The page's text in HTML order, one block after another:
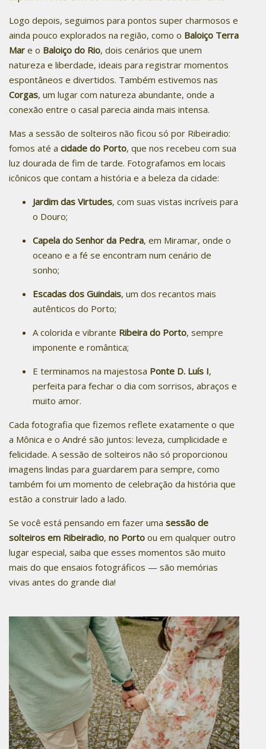
Logo depois, seguimos para pontos super charmosos e
ainda pouco explorados na região, como o Baloiço Terra
Mar e o Baloiço do Rio, dois cenários que unem
natureza e liberdade, ideais para registrar momentos
espontâneos e divertidos. Também estivemos nas
Corgas, um lugar com natureza abundante, onde a
conexão entre o casal parecia ainda mais intensa.
Mas a sessão de solteiros não ficou só por Ribeiradio:
fomos até a cidade do Porto, que nos recebeu com sua
luz dourada de fim de tarde. Fotografamos em locais
icônicos que contam a história e a beleza da cidade:
Jardim das Virtudes, com suas vistas incríveis para
o Douro;
Capela do Senhor da Pedra, em Miramar, onde o
oceano e a fé se encontram num cenário de
sonho;
Escadas dos Guindais, um dos recantos mais
autênticos do Porto;
A colorida e vibrante Ribeira do Porto, sempre
imponente e romântica;
E terminamos na majestosa Ponte D. Luís I,
perfeita para fechar o dia com sorrisos, abraços e
muito amor.
Cada fotografia que fizemos reflete exatamente o que
a Mônica e o André são juntos: leveza, cumplicidade e
felicidade. A sessão de solteiros não só proporcionou
imagens lindas para guardarem para sempre, como
também foi um momento de celebração da história que
estão a construir lado a lado.
Se você está pensando em fazer uma sessão de
solteiros em Ribeiradio, no Porto ou em qualquer outro
lugar especial, saiba que esses momentos são muito
mais do que ensaios fotográficos — são memórias
vivas antes do grande dia!